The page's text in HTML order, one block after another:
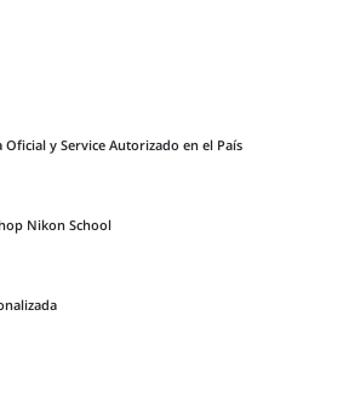
Oficial y Service Autorizado en el País
Nikon School